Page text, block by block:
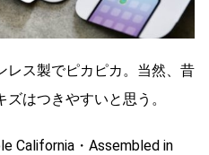
レス製でピカピカ。当然、昔
はつきやすいと思う。
California・Assembled in